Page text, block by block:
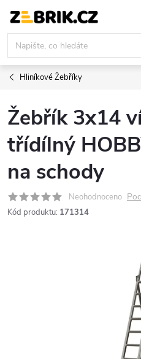
obsah
Hliníkové Žebříky
Žebřík 3x14
třídílný
na schody
Neohodnoceno
Kód produktu: 171314